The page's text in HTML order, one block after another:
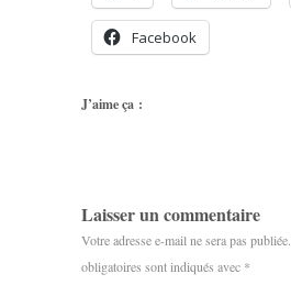
Facebook
J’aime ça :
Laisser un commentaire
Votre adresse e-mail ne sera pas publiée.
obligatoires sont indiqués avec *